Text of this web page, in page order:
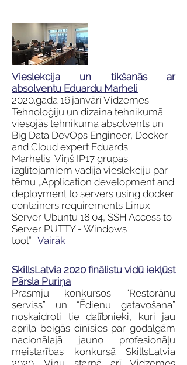
SkillsLatvia 2020 finālistu vidū iekļūst
Pārsla Puriņa
Prasmju konkursos “Restorānu
serviss” un “Ēdienu gatavošana”
noskaidroti tie dalībnieki, kuri jau
aprīļa beigās cīnīsies par godalgām
nacionālajā jauno profesionāļu
meistarības konkursā SkillsLatvia
Vieslekcija un tikšanās ar
absolventu Eduardu Marheli
2020.gada 16.janvārī Vidzemes
Tehnoloģiju un dizaina tehnikumā
viesojās tehnikuma absolvents un
Big Data DevOps Engineer, Docker
and Cloud expert Eduards
Marhelis. Viņš IP17 grupas
izglītojamiem vadīja vieslekciju par
tēmu „Application development and
deployment to servers using docker
containers requirements Linux
Server Ubuntu 18.04, SSH Access to
Server PUTTY - Windows
tool”. Vairāk